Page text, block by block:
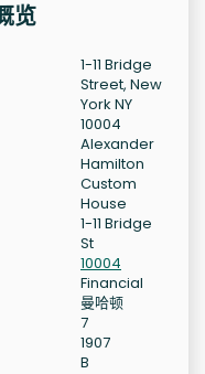
览
1-11 Bridge
Street, New
York NY
10004
Alexander
Hamilton
Custom
House
1-11 Bridge
St
10004
Financial
曼哈顿
7
1907
B